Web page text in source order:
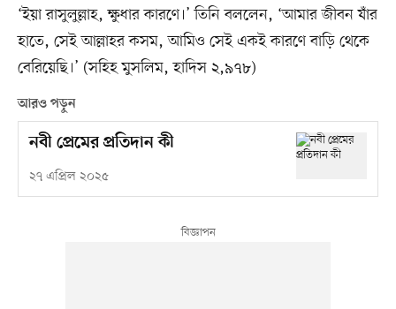
‘ইয়া রাসুলুল্লাহ, ক্ষুধার কারণে।’ তিনি বললেন, ‘আমার জীবন যাঁর
হাতে, সেই আল্লাহর কসম, আমিও সেই একই কারণে বাড়ি থেকে
বেরিয়েছি।’ (সহিহ মুসলিম, হাদিস ২,৯৭৮)
আরও পড়ুন
নবী প্রেমের প্রতিদান কী
২৭ এপ্রিল ২০২৫